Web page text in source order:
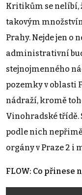
Kritikům se nelíbí,
takovým
Prahy. Nejde jen o
administrativní
stejnojmenného
pozemky v oblasti
nádraží, kromě
Vinohradské třídě.
podle nich
orgány v Praze 2 i
FLOW: Co přinese